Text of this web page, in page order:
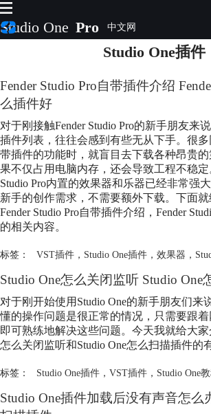
Studio One Pro
插件
下载
视频教程
服务
购买
Studio One插件
Fender Studio Pro自带插件介绍
么插件好
对于刚接触Fender Studio Pro的新手朋友来
插件列表，往往会感到有些无从下手。很
带插件的功能时，就盲目去下载各种昂贵
果不仅占用电脑内存，还会导致工程不稳定
Studio Pro内置的效果器和乐器已经非常强
新手的创作需求，不需要额外下载。下面
Fender Studio Pro自带插件介绍，Fender
的相关内容。
标签： VST插件， Studio One插件， 效果器 ，
Studio One怎么关闭监听 Studio One
对于刚开始使用Studio One的新手朋友们来
懂的操作问题是很正常的情况，只需要跟
即可熟练地解决这些问题。今天我就给大家
怎么关闭监听和Studio One怎么扫描插件的
标签： Studio One插件， VST插件， Studio One
Studio One插件加载后没有声音怎么